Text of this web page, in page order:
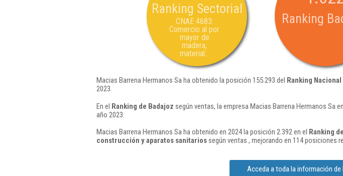
Ranking Sectorial
CNAE 4683:
Comercio al por
mayor de
madera,
material...
Ranking
Macias Barrena Hermanos Sa ha obtenido la posición 155.293 del Ranking
2023.
En el Ranking de Badajoz según ventas, la empresa Macias Barrena Hermanos Sa
año 2023.
Macias Barrena Hermanos Sa ha obtenido en 2024 la posición 2.392 en el Ranking
construcción y aparatos sanitariossegún ventas , mejorando en 114 posiciones
Acceda a toda la información de